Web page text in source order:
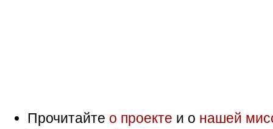
Прочитайте о проекте и о нашей